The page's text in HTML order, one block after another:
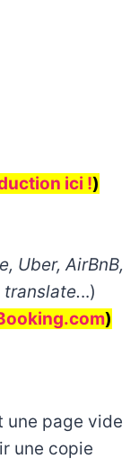
ici !)
Uber, AirBnB,
..)
)
une page vide
une copie